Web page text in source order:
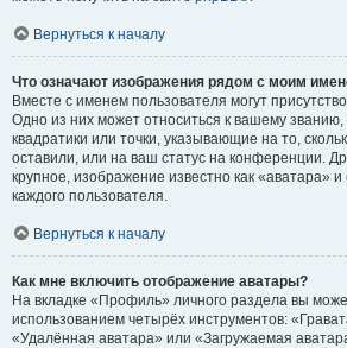
Вернуться к началу
Что означают изображения рядом с моим
Вместе с именем пользователя могут
Одно из них может относиться к вашему званию,
квадратики или точки, указывающие на то,
оставили, или на ваш статус на конференции.
крупное, изображение известно как «аватара»
каждого пользователя.
Вернуться к началу
Как мне включить отображение аватары?
На вкладке «Профиль» личного раздела вы
использованием четырёх инструментов:
«Удалённая аватара» или «Загружаемая